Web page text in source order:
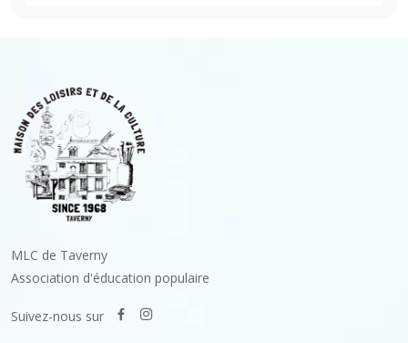
MLC de Taverny
Association d'éducation populaire
Suivez-nous sur